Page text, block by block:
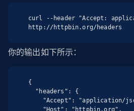
curl --header "Accept:
http://httpbin.org/headers
你的输出如下所示：
{